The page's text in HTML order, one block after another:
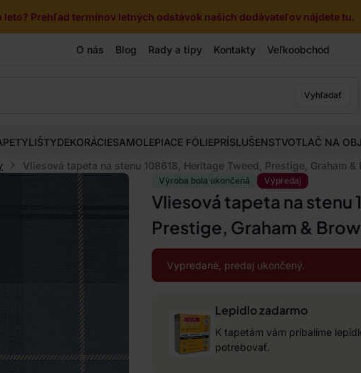
leto? Prehľad termínov letných odstávok našich dodávateľov nájdete tu.
O nás Blog Rady a tipy Kontakty Veľkoobchod
Vyhľadať
LIŠTYDEKORÁCIESAMOLEPIACE FÓLIEPRÍSLUŠENSTVOTLAČ NA
Vliesová tapeta na stenu 108618, Heritage Tweed, Prestige, Graham &
Výroba bola ukončená Výpredaj
Vliesová tapeta na stenu
Prestige, Graham &
Vypredané, predaj ukončený.
Lepidlo zadarmo
K tapetám vám pribalíme
potrebovať.